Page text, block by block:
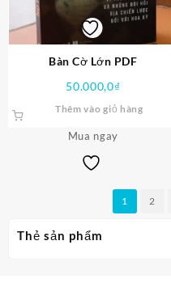
Thẻ sản phẩm
Bàn Cờ Lớn PDF
50.000,0₫
Thêm vào giỏ hàng
Mua ngay
1 2